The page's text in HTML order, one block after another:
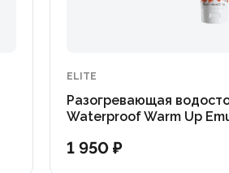
ELITE
Разогревающая
Waterproof Warm Up
1 950 ₽